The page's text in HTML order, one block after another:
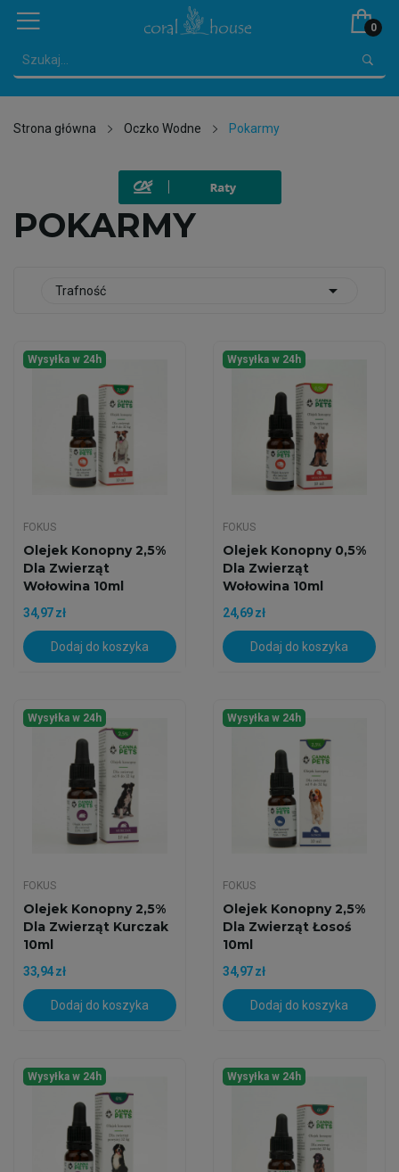
0
Strona główna Oczko Wodne Pokarmy
POKARMY
Trafność 
Wysyłka w 24h
FOKUS
Olejek Konopny 2,5%
Dla Zwierząt
Wołowina 10ml
34,97 zł
Dodaj do koszyka
Wysyłka w 24h
FOKUS
Olejek Konopny 0,5%
Dla Zwierząt
Wołowina 10ml
24,69 zł
Dodaj do koszyka
Wysyłka w 24h
FOKUS
Olejek Konopny 2,5%
Dla Zwierząt Kurczak
10ml
33,94 zł
Dodaj do koszyka
Wysyłka w 24h
FOKUS
Olejek Konopny 2,5%
Dla Zwierząt Łosoś
10ml
34,97 zł
Dodaj do koszyka
Wysyłka w 24h Wysyłka w 24h